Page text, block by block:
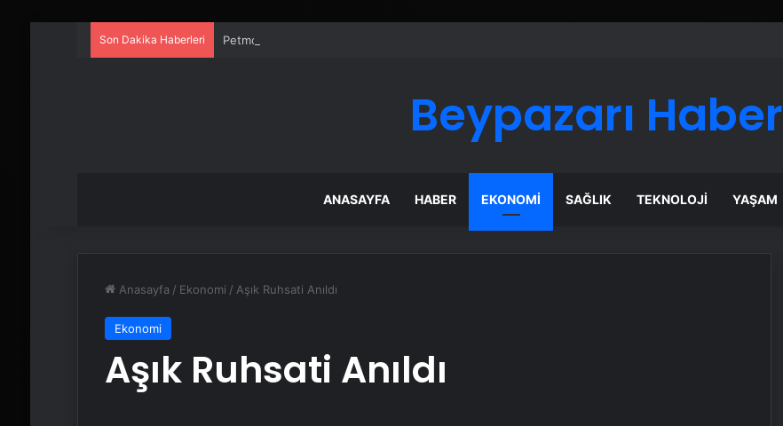
Son Dakika Haberleri Petmona : Kedi Maması ve Köpek Maması İle Tüm Evcil Hayvan Ürünleri
Beypazarı Haber
ANASAYFA HABER EKONOMI SAĞLIK TEKNOLOJI YAŞAM
Anasayfa / Ekonomi / Aşık Ruhsati Anıldı
Ekonomi
Aşık Ruhsati Anıldı